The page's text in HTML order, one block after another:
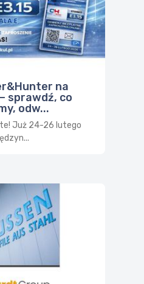
na
sprawdź, co
odw...
Już 24-26 lutego